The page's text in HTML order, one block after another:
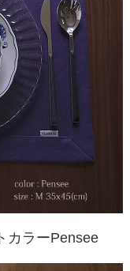
カラーPensee